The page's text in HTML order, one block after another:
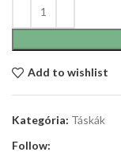
Add to wishlist
Kategória: Táskák
Follow: